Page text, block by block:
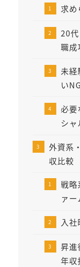
求め
20
職成
未経
い
必要
シャ
外資系
収比較
戦
ァ
入
昇進
年収